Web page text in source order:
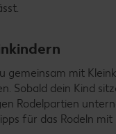
gemeinsam mit
Sobald dein Kind
Rodelpartien
für das Rodeln mit